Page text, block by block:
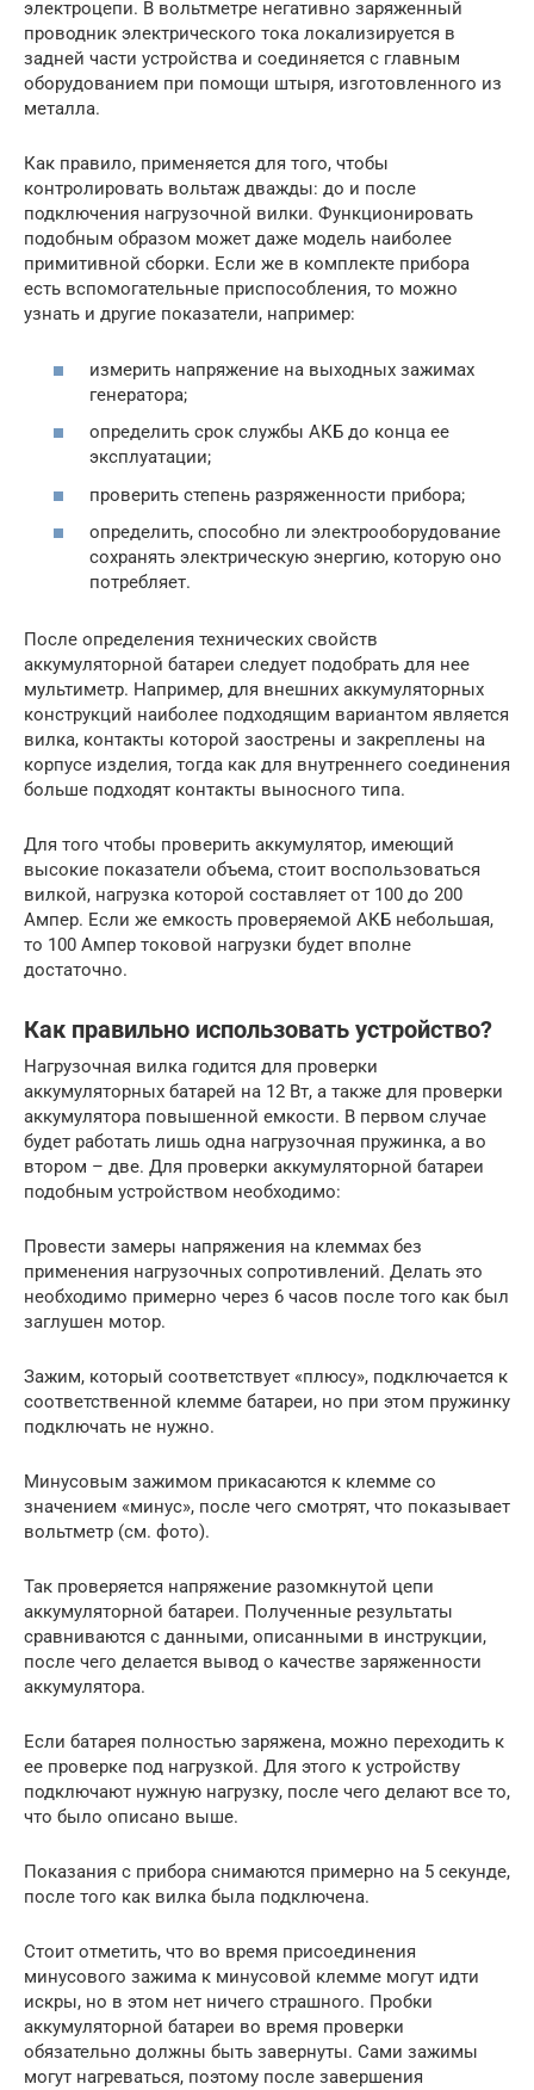
электроцепи. В вольтметре негативно заряженный
проводник электрического тока локализируется в
задней части устройства и соединяется с главным
оборудованием при помощи штыря, изготовленного из
металла.
Как правило, применяется для того, чтобы
контролировать вольтаж дважды: до и после
подключения нагрузочной вилки. Функционировать
подобным образом может даже модель наиболее
примитивной сборки. Если же в комплекте прибора
есть вспомогательные приспособления, то можно
узнать и другие показатели, например:
измерить напряжение на выходных зажимах
генератора;
определить срок службы АКБ до конца ее
эксплуатации;
проверить степень разряженности прибора;
определить, способно ли электрооборудование
сохранять электрическую энергию, которую оно
потребляет.
После определения технических свойств
аккумуляторной батареи следует подобрать для нее
мультиметр. Например, для внешних аккумуляторных
конструкций наиболее подходящим вариантом является
вилка, контакты которой заострены и закреплены на
корпусе изделия, тогда как для внутреннего соединения
больше подходят контакты выносного типа.
Для того чтобы проверить аккумулятор, имеющий
высокие показатели объема, стоит воспользоваться
вилкой, нагрузка которой составляет от 100 до 200
Ампер. Если же емкость проверяемой АКБ небольшая,
то 100 Ампер токовой нагрузки будет вполне
достаточно.
Как правильно использовать устройство?
Нагрузочная вилка годится для проверки
аккумуляторных батарей на 12 Вт, а также для проверки
аккумулятора повышенной емкости. В первом случае
будет работать лишь одна нагрузочная пружинка, а во
втором – две. Для проверки аккумуляторной батареи
подобным устройством необходимо:
Провести замеры напряжения на клеммах без
применения нагрузочных сопротивлений. Делать это
необходимо примерно через 6 часов после того как был
заглушен мотор.
Зажим, который соответствует «плюсу», подключается к
соответственной клемме батареи, но при этом пружинку
подключать не нужно.
Минусовым зажимом прикасаются к клемме со
значением «минус», после чего смотрят, что показывает
вольтметр (см. фото).
Так проверяется напряжение разомкнутой цепи
аккумуляторной батареи. Полученные результаты
сравниваются с данными, описанными в инструкции,
после чего делается вывод о качестве заряженности
аккумулятора.
Если батарея полностью заряжена, можно переходить к
ее проверке под нагрузкой. Для этого к устройству
подключают нужную нагрузку, после чего делают все то,
что было описано выше.
Показания с прибора снимаются примерно на 5 секунде,
после того как вилка была подключена.
Стоит отметить, что во время присоединения
минусового зажима к минусовой клемме могут идти
искры, но в этом нет ничего страшного. Пробки
аккумуляторной батареи во время проверки
обязательно должны быть завернуты. Сами зажимы
могут нагреваться, поэтому после завершения